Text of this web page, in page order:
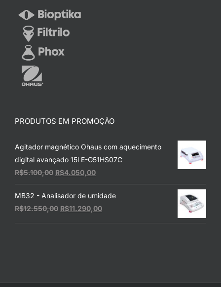
PRODUTOS EM PROMOÇÃO
Agitador magnético Ohaus com aquecimento
digital avançado 15l E-G51HS07C
R$5.100,00 O
preço
original
era:
R$5.100,00.
R$4.050,00O
preço
atual
é:
R$4.050,00.
MB32 - Analisador de umidade
R$12.550,00 O
R$11.290,00O